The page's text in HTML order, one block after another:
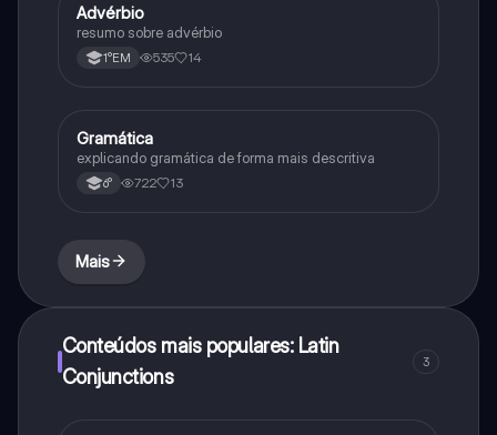
Português
Advérbio
resumo sobre advérbio
1°EM 535 14
Português
Gramática
explicando gramática de forma mais descritiva
6° 722 13
Mais
Conteúdos mais populares: Latin
Conjunctions
3